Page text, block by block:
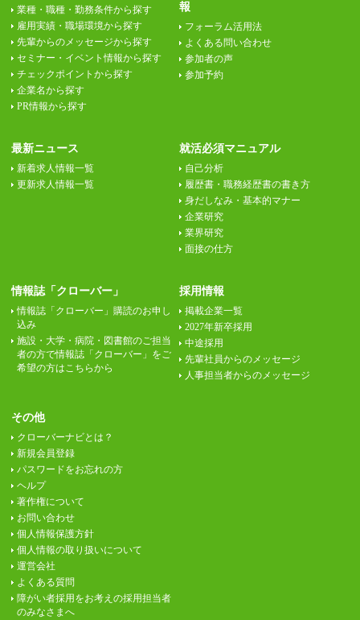
業種・職種・勤務条件から探す
雇用実績・職場環境から探す
先輩からのメッセージから探す
セミナー・イベント情報から探す
チェックポイントから探す
企業名から探す
PR情報から探す
報
フォーラム活用法
よくある問い合わせ
参加者の声
参加予約
最新ニュース
新着求人情報一覧
更新求人情報一覧
就活必須マニュアル
自己分析
履歴書・職務経歴書の書き方
身だしなみ・基本的マナー
企業研究
業界研究
面接の仕方
情報誌「クローバー」
情報誌「クローバー」購読のお申し
込み
施設・大学・病院・図書館のご担当
者の方で情報誌「クローバー」をご
希望の方はこちらから
採用情報
掲載企業一覧
2027年新卒採用
中途採用
先輩社員からのメッセージ
人事担当者からのメッセージ
その他
クローバーナビとは？
新規会員登録
パスワードをお忘れの方
ヘルプ
著作権について
お問い合わせ
個人情報保護方針
個人情報の取り扱いについて
運営会社
よくある質問
障がい者採用をお考えの採用担当者
のみなさまへ